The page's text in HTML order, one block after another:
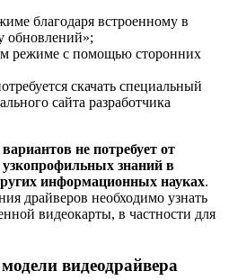
благодаря встроенному в
обновлений»;
режиме с помощью сторонних
скачать специальный
сайта разработчика
не потребует от
знаний в
информационных науках.
драйверов необходимо узнать
видеокарты, в частности для
видеодрайвера